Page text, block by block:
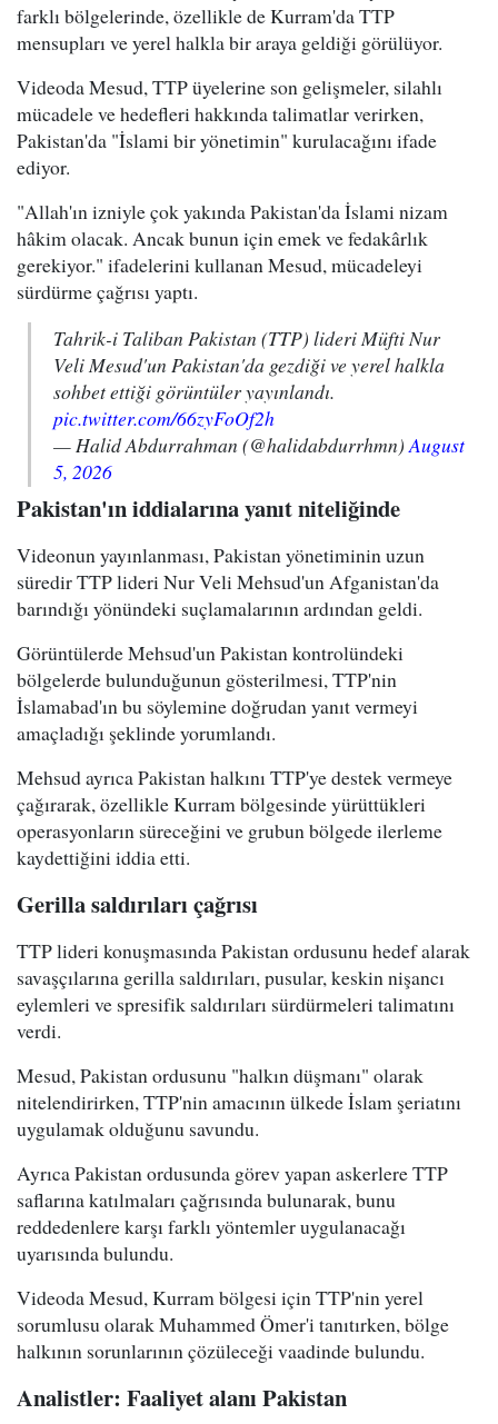
farklı bölgelerinde, özellikle de Kurram'da TTP
mensupları ve yerel halkla bir araya geldiği görülüyor.
Videoda Mesud, TTP üyelerine son gelişmeler, silahlı
mücadele ve hedefleri hakkında talimatlar verirken,
Pakistan'da "İslami bir yönetimin" kurulacağını ifade
ediyor.
"Allah'ın izniyle çok yakında Pakistan'da İslami nizam
hâkim olacak. Ancak bunun için emek ve fedakârlık
gerekiyor." ifadelerini kullanan Mesud, mücadeleyi
sürdürme çağrısı yaptı.
Tahrik-i Taliban Pakistan (TTP) lideri Müfti Nur
Veli Mesud'un Pakistan'da gezdiği ve yerel halkla
sohbet ettiği görüntüler yayınlandı.
pic.twitter.com/66zyFoOf2h
— Halid Abdurrahman (@halidabdurrhmn) August
5, 2026
Pakistan'ın iddialarına yanıt niteliğinde
Videonun yayınlanması, Pakistan yönetiminin uzun
süredir TTP lideri Nur Veli Mehsud'un Afganistan'da
barındığı yönündeki suçlamalarının ardından geldi.
Görüntülerde Mehsud'un Pakistan kontrolündeki
bölgelerde bulunduğunun gösterilmesi, TTP'nin
İslamabad'ın bu söylemine doğrudan yanıt vermeyi
amaçladığı şeklinde yorumlandı.
Mehsud ayrıca Pakistan halkını TTP'ye destek vermeye
çağırarak, özellikle Kurram bölgesinde yürüttükleri
operasyonların süreceğini ve grubun bölgede ilerleme
kaydettiğini iddia etti.
Gerilla saldırıları çağrısı
TTP lideri konuşmasında Pakistan ordusunu hedef alarak
savaşçılarına gerilla saldırıları, pusular, keskin nişancı
eylemleri ve spresifik saldırıları sürdürmeleri talimatını
verdi.
Mesud, Pakistan ordusunu "halkın düşmanı" olarak
nitelendirirken, TTP'nin amacının ülkede İslam şeriatını
uygulamak olduğunu savundu.
Ayrıca Pakistan ordusunda görev yapan askerlere TTP
saflarına katılmaları çağrısında bulunarak, bunu
reddedenlere karşı farklı yöntemler uygulanacağı
uyarısında bulundu.
Videoda Mesud, Kurram bölgesi için TTP'nin yerel
sorumlusu olarak Muhammed Ömer'i tanıtırken, bölge
halkının sorunlarının çözüleceği vaadinde bulundu.
Analistler: Faaliyet alanı Pakistan